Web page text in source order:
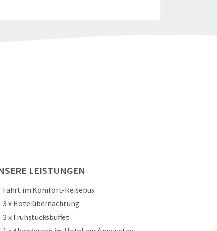
LEISTUNGEN
Fahrt im Komfort-Reisebus
3 x Hotelübernachtung
3 x Frühstücksbuffet